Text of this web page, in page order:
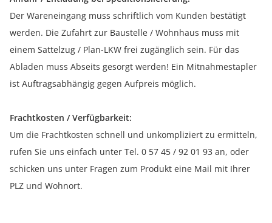
Der Wareneingang muss schriftlich vom Kunden bestätigt
werden. Die Zufahrt zur Baustelle / Wohnhaus muss mit
einem Sattelzug / Plan-LKW frei zugänglich sein. Für das
Abladen muss Abseits gesorgt werden! Ein Mitnahmestapler
ist Auftragsabhängig gegen Aufpreis möglich.
Frachtkosten / Verfügbarkeit:
Um die Frachtkosten schnell und unkompliziert zu ermitteln,
rufen Sie uns einfach unter Tel. 0 57 45 / 92 01 93 an, oder
schicken uns unter Fragen zum Produkt eine Mail mit Ihrer
PLZ und Wohnort.